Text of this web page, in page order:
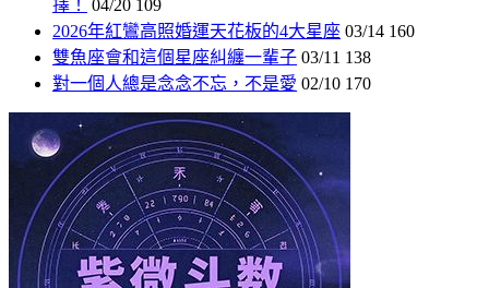
擇！
04/20 109
2026年紅鸞高照婚運天花板的4大星座 03/14 160
雙魚座會和這個星座糾纏一輩子 03/11 138
對一個人總是念念不忘，不是愛 02/10 170